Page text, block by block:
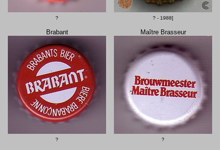
? ? - 1988]
Brabant
?
Maître Brasseur
?